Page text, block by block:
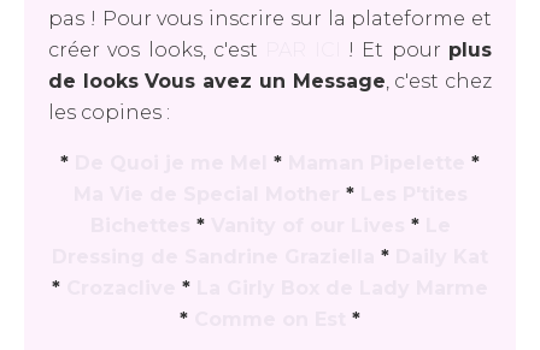
pas ! Pour vous inscrire sur la plateforme et
créer vos looks, c'est
! Et pour plus
de looks Vous avez un Message, c'est chez
les copines :
* *
*
*
* *
*
*
*
*
*